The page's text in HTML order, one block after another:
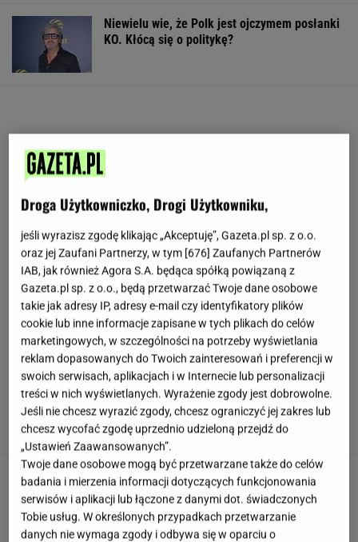
Niewielu wie, że Polk jest ojczymem posłanki
KO. Kłócą się o politykę?
Nowy sojusz na Bliskim Wschodzie. Chcą być
jak NATO
Zamówili produkty za pół
miliona. Ekspert ocenia składniki, które trafią
do kuchni prezydenta
ALEKSANDRA PIETROW
Droga Użytkowniczko, Drogi Użytkowniku,
jeśli wyrazisz zgodę klikając „Akceptuję”, Gazeta.pl sp. z o.o.
oraz jej Zaufani Partnerzy, w tym [676] Zaufanych Partnerów
IAB, jak również Agora S.A. będąca spółką powiązaną z
Gazeta.pl sp. z o.o., będą przetwarzać Twoje dane osobowe
takie jak adresy IP, adresy e-mail czy identyfikatory plików
cookie lub inne informacje zapisane w tych plikach do celów
marketingowych, w szczególności na potrzeby wyświetlania
reklam dopasowanych do Twoich zainteresowań i preferencji w
swoich serwisach, aplikacjach i w Internecie lub personalizacji
treści w nich wyświetlanych. Wyrażenie zgody jest dobrowolne.
Jeśli nie chcesz wyrazić zgody, chcesz ograniczyć jej zakres lub
chcesz wycofać zgodę uprzednio udzieloną przejdź do
„Ustawień Zaawansowanych”.
Twoje dane osobowe mogą być przetwarzane także do celów
badania i mierzenia informacji dotyczących funkcjonowania
serwisów i aplikacji lub łączone z danymi dot. świadczonych
Tobie usług. W określonych przypadkach przetwarzanie
danych nie wymaga zgody i odbywa się w oparciu o